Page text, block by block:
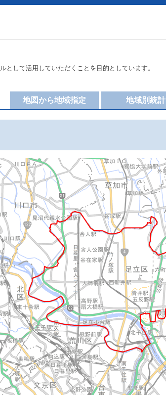
して活用していただくことを目的としています。
地域別統計
地図から地域指定